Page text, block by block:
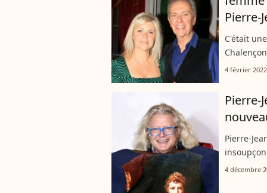
Pierre-
C'était
Napoléon
4 février 2022
Pierre-
Pierre-
4 décembre